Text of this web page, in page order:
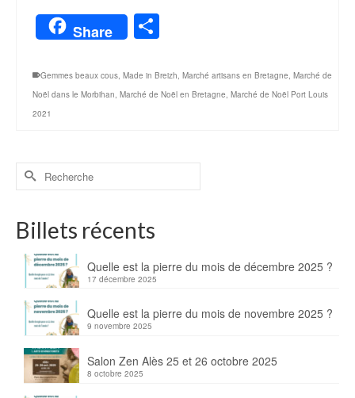
Share
Gemmes beaux cous Made in Breizh Marché artisans en Bretagne Marché de
Noël dans le Morbihan Marché de Noël en Bretagne Marché de Noël Port Louis
2021
Billets récents
Quelle est la pierre du mois de décembre 2025 ?
17 décembre 2025
Quelle est la pierre du mois de novembre 2025 ?
9 novembre 2025
Salon Zen Alès 25 et 26 octobre 2025
8 octobre 2025